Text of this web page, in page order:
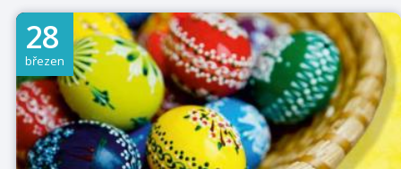
28
březen